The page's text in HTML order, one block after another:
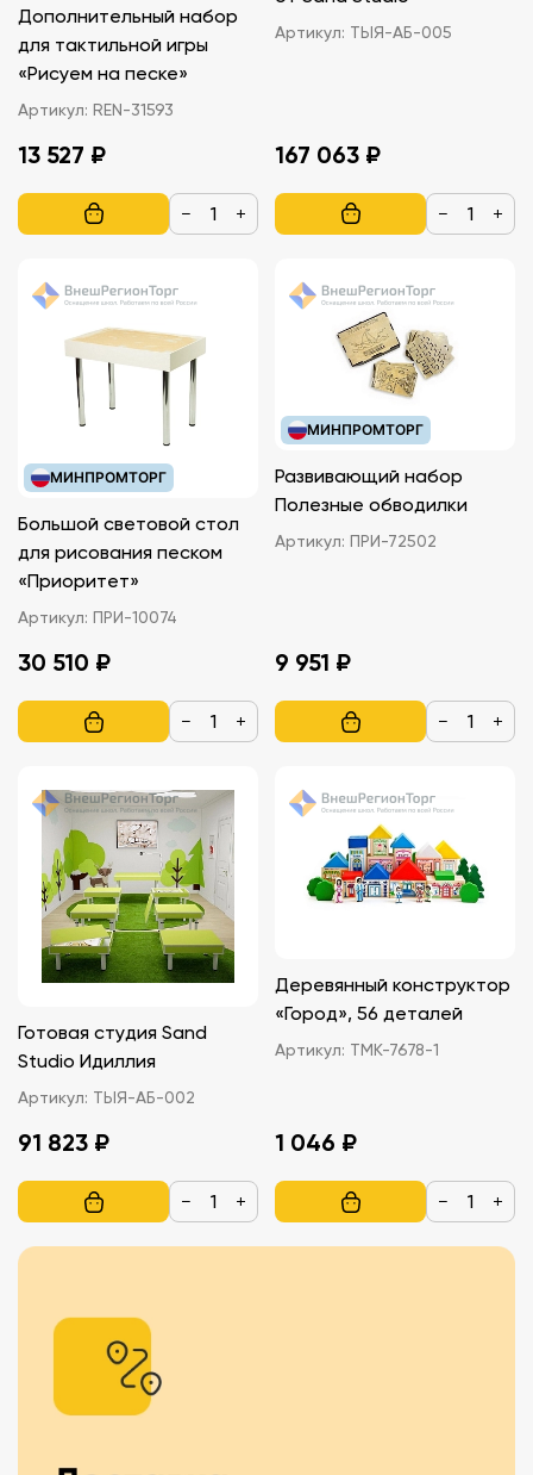
Дополнительный набор
для тактильной игры
«Рисуем на песке»
Артикул: REN-31593
13 527 ₽
− +
Артикул: ТЫЯ-АБ-005
167 063 ₽
− +
МИНПРОМТОРГ
Большой световой стол
для рисования песком
«Приоритет»
Артикул: ПРИ-10074
30 510 ₽
− +
МИНПРОМТОРГ
Развивающий набор
Полезные обводилки
Артикул: ПРИ-72502
9 951 ₽
− +
Готовая студия Sand
Studio Идиллия
Артикул: ТЫЯ-АБ-002
91 823 ₽
− +
Деревянный конструктор
«Город», 56 деталей
Артикул: ТМК-7678-1
1 046 ₽
− +